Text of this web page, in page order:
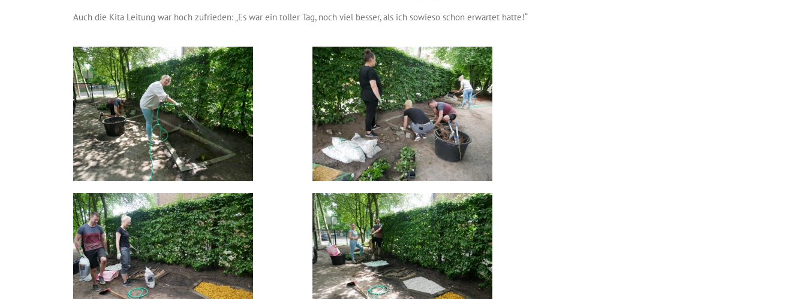
Auch die Kita Leitung war hoch zufrieden: „Es war ein toller Tag, noch viel besser, als ich sowieso schon erwartet hatte!“